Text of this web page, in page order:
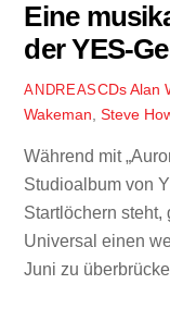
Eine
der YES-
ANDREASCDsAlan
Wakeman ,Steve
Während mit
Studioalbum von
Startlöchern steht,
Universal einen
Juni zu